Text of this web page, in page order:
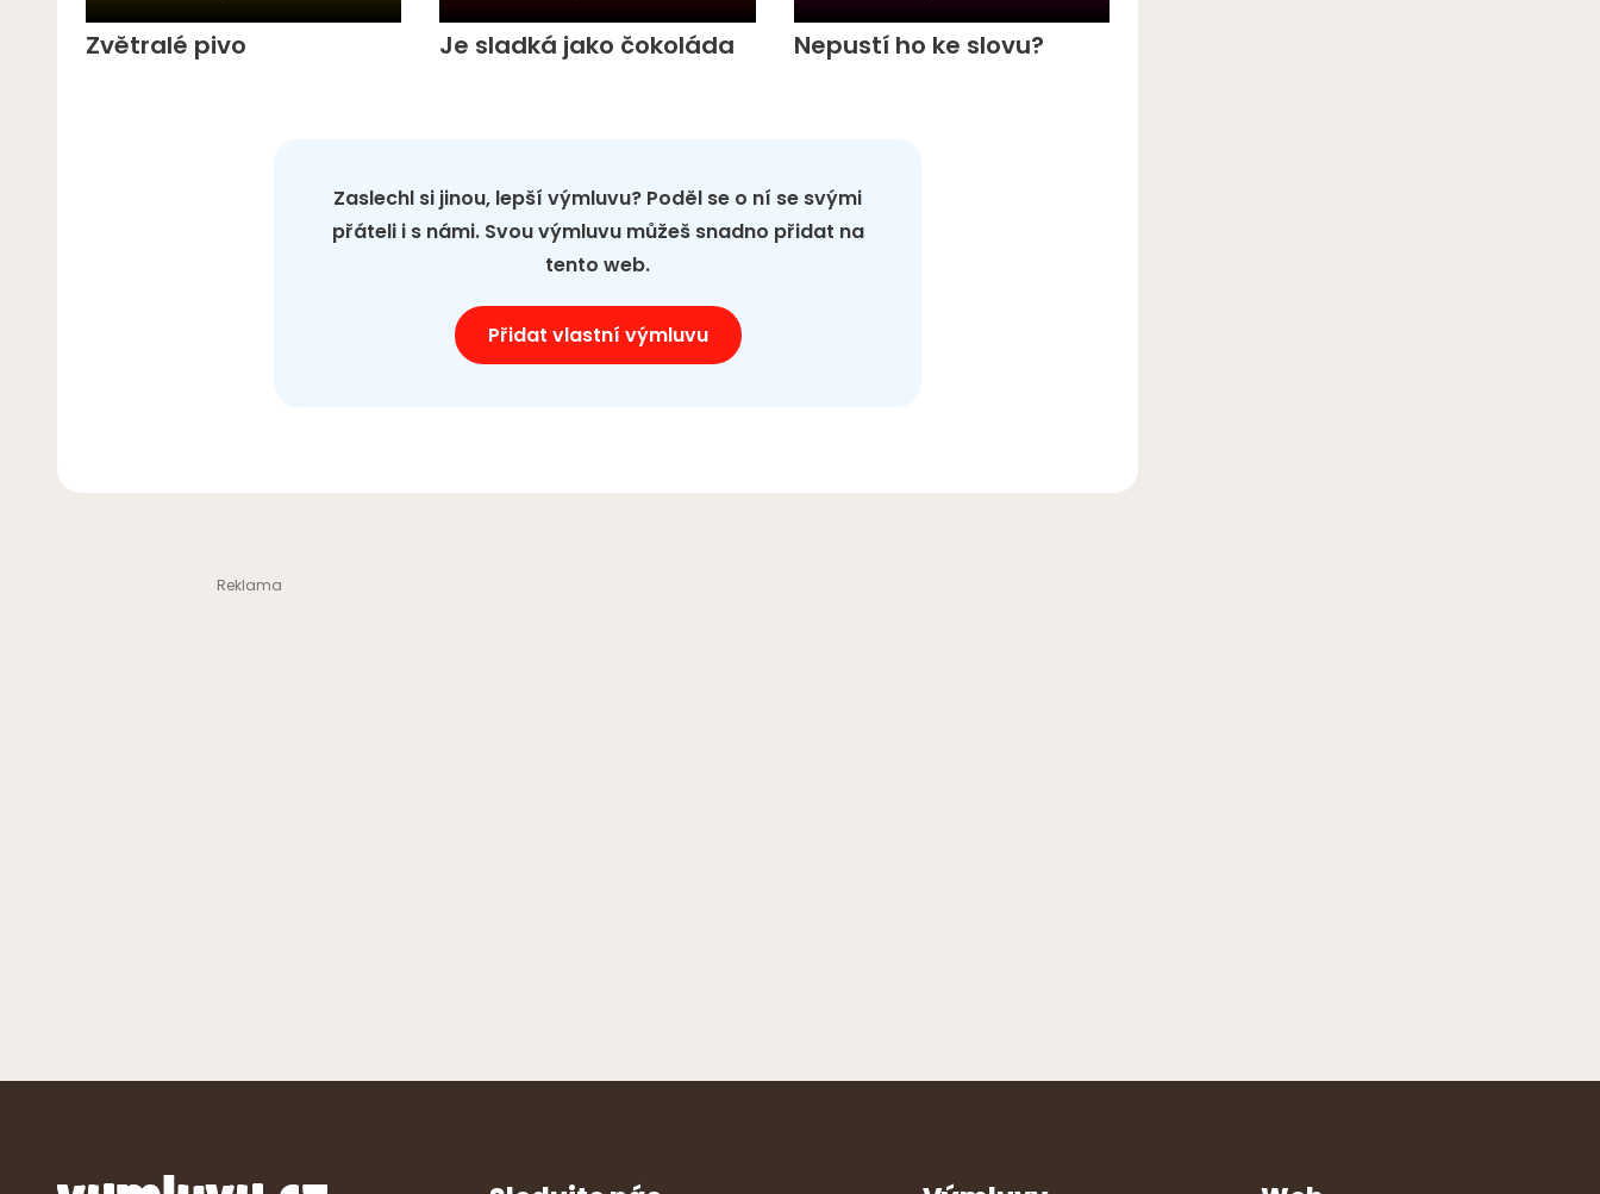
Zvětralé pivo Je sladká jako čokoláda Nepustí ho ke slovu?
Zaslechl si jinou, lepší výmluvu? Poděl se o ní se svými
přáteli i s námi. Svou výmluvu můžeš snadno přidat na
tento web.
Přidat vlastní výmluvu